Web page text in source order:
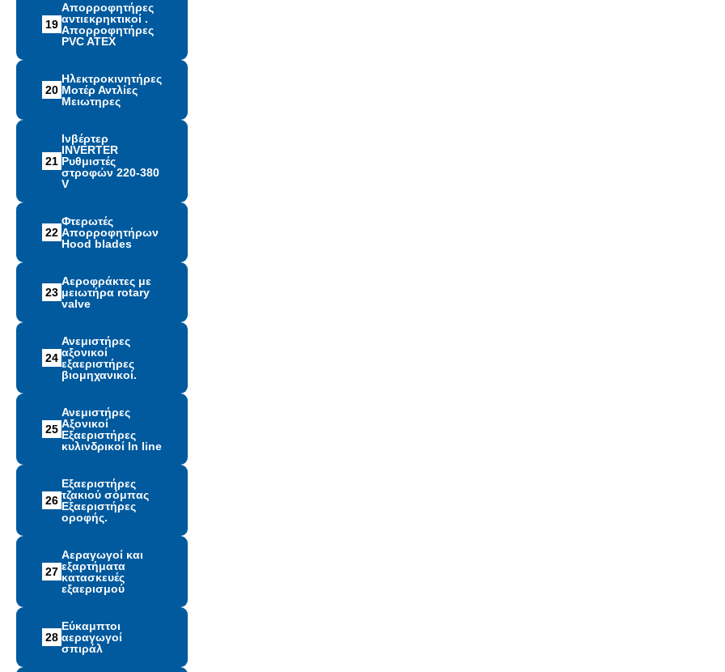
19
Απορροφητήρες
αντιεκρηκτικοί .
Απορροφητήρες
PVC ATEX
20
Ηλεκτροκινητήρες
Μοτέρ Αντλίες
Μειωτηρες
21
Ινβέρτερ
INVERTER
Ρυθμιστές
στροφών 220-380
V
22
Φτερωτές
Απορροφητήρων
Hood blades
23
Αεροφράκτες με
μειωτήρα rotary
valve
24
Ανεμιστήρες
αξονικοί
εξαεριστήρες
βιομηχανικοί.
25
Ανεμιστήρες
Αξονικοί
Εξαεριστήρες
κυλινδρικοί In line
26
Εξαεριστήρες
τζακιού σόμπας
Εξαεριστήρες
οροφής.
27
Αεραγωγοί και
εξαρτήματα
κατασκευές
εξαερισμού
28
Εύκαμπτοι
αεραγωγοί
σπιράλ